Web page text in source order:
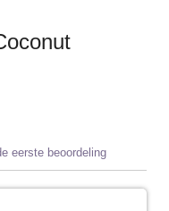
eerste beoordeling